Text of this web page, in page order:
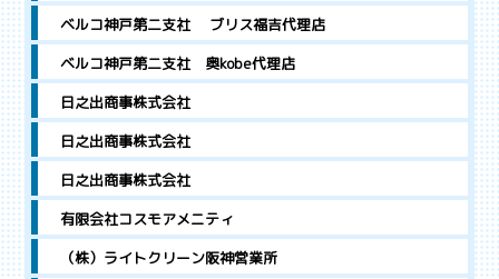
ベルコ神戸第二支社 ブリス福吉代理店
ベルコ神戸第二支社 奥kobe代理店
日之出商事株式会社
日之出商事株式会社
日之出商事株式会社
有限会社コスモアメニティ
（株）ライトクリーン阪神営業所